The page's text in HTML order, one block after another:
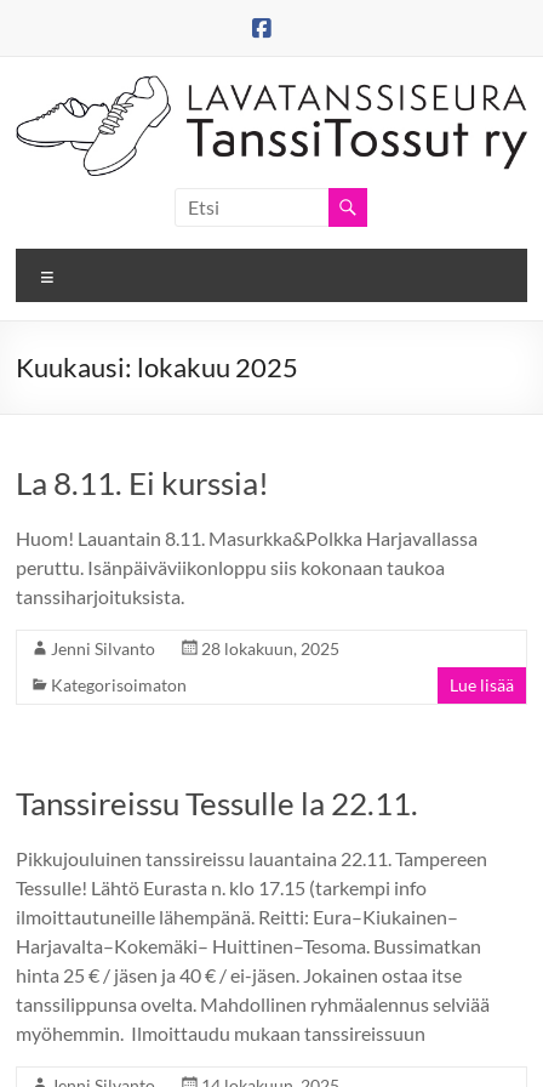
Tanssitossut
ry
Tanssitossujen
sivut
Kuukausi: lokakuu 2025
La 8.11. Ei kurssia!
Huom! Lauantain 8.11. Masurkka&Polkka Harjavallassa
peruttu. Isänpäiväviikonloppu siis kokonaan taukoa
tanssiharjoituksista.
Jenni Silvanto
28 lokakuun, 2025
Kategorisoimaton
Lue lisää
Tanssireissu Tessulle la 22.11.
Pikkujouluinen tanssireissu lauantaina 22.11. Tampereen
Tessulle! Lähtö Eurasta n. klo 17.15 (tarkempi info
ilmoittautuneille lähempänä. Reitti: Eura–Kiukainen–
Harjavalta–Kokemäki– Huittinen–Tesoma. Bussimatkan
hinta 25 € / jäsen ja 40 € / ei-jäsen. Jokainen ostaa itse
tanssilippunsa ovelta. Mahdollinen ryhmäalennus selviää
myöhemmin. Ilmoittaudu mukaan tanssireissuun